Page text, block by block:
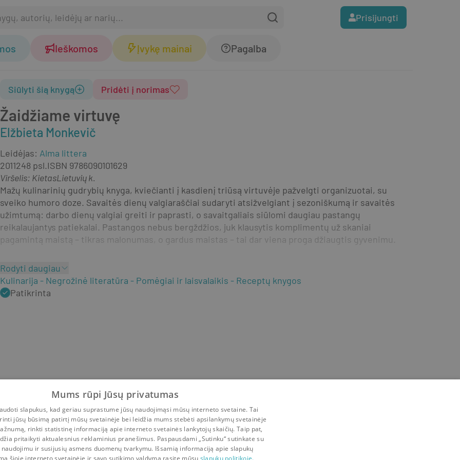
Prisijungti
Ieškomos Įvykę mainai Pagalba
Žaidžiame virtuvę
Elžbieta Monkevič
Siūlyti šią knygą Pridėti į norimas
Leidėjas: Alma littera
2011248 psl.ISBN 9786090101629
Viršelis: KietasLietuvių k.
Mažų kulinarinių gudrybių knyga, kviečianti į kasdienį triūsą virtuvėje pažvelgti organizuotai, su
sveiko humoro doze. Savaitės dienų valgiaraščiai sudaryti atsižvelgiant į sezoniškumą ir savaitės
užimtumą: darbo dienų valgiai greiti ir paprasti, o savaitgaliais siūlomi daugiau pastangų
reikalaujantys patiekalai. Pastangos nebus bergždžios, juk klausytis komplimentų už skaniai
pagamintą maistą – tikras malonumas, o gardus maistas – tai dar viena proga džiaugtis gyvenimu.
Rodyti daugiau
Kulinarija
Negrožinė literatūra Pomėgiai ir laisvalaikis
Receptų knygos
Patikrinta
Mums rūpi Jūsų privatumas
slapukus, kad geriau suprastume jūsų naudojimąsi mūsų interneto svetaine. Tai
jūsų būsimą patirtį mūsų svetainėje bei leidžia mums stebėti apsilankymų svetainėje
rinkti statistinę informaciją apie interneto svetainės lankytojų skaičių. Taip pat,
pritaikyti aktualesnius reklaminius pranešimus. Paspausdami „Sutinku“ sutinkate su
ir susijusių asmens duomenų tvarkymu. Išsamią informaciją apie slapukų
šioje interneto svetainėje ir savo sutikimo valdymą rasite mūsų slapukų politikoje.